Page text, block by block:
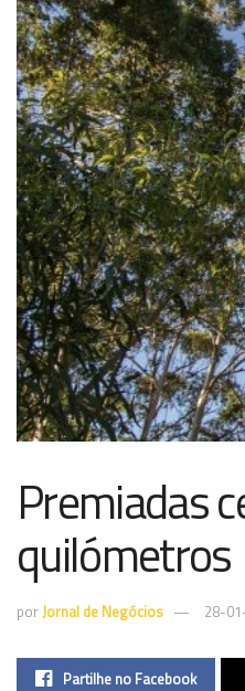
Premiadas
quilómetros
porJornal de Negócios 28-
Partilhe no Facebook